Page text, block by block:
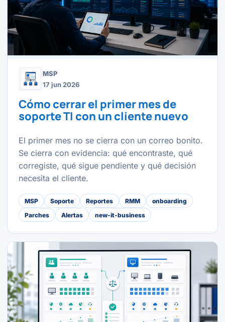
MSP
17 jun 2026
Cómo cerrar el primer mes de
soporte TI con un cliente nuevo
El primer mes no se cierra con un correo bonito.
Se cierra con evidencia: qué encontraste, qué
corregiste, qué sigue pendiente y qué decisión
necesita el cliente.
MSP Soporte Reportes RMM
onboarding
Parches
Alertas new-it-business